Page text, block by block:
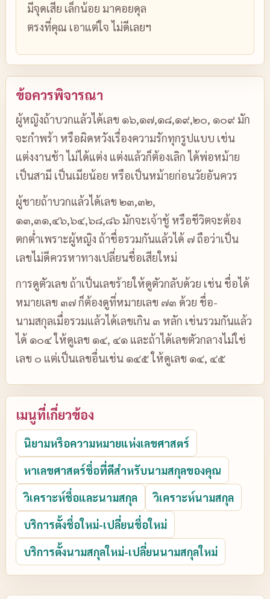
มีจุดเสีย เล็กน้อย มาคอยดุล
ตรงที่คุณ เอาแต่ใจ ไม่ดีเลยฯ
ข้อควรพิจารณา
ผู้หญิงถ้าบวกแล้วได้เลข ๑๖,๑๗,๑๘,๑๙,๒๐, ๑๐๙ มัก
จะกำพร้า หรือผิดหวังเรื่องความรักทุกรูปแบบ เช่น
แต่งงานช้า ไม่ได้แต่ง แต่งแล้วก็ต้องเลิก ได้พ่อหม้าย
เป็นสามี เป็นเมียน้อย หรือเป็นหม้ายก่อนวัยอันควร
ผู้ชายถ้าบวกแล้วได้เลข ๒๓,๓๒,
๑๓,๓๑,๔๖,๖๔,๖๘,๘๖ มักจะเจ้าชู้ หรือชีวิตจะต้อง
ตกต่ำเพราะผู้หญิง ถ้าชื่อรวมกันแล้วได้ ๗ ถือว่าเป็น
เลขไม่ดีควรหาทางเปลี่ยนชื่อเสียใหม่
การดูตัวเลข ถ้าเป็นเลขร้ายให้ดูตัวกลับด้วย เช่น ชื่อได้
หมายเลข ๓๗ ก็ต้องดูที่หมายเลข ๗๓ ด้วย ชื่อ-
นามสกุลเมื่อรวมแล้วได้เลขเกิน ๓ หลัก เช่นรวมกันแล้ว
ได้ ๑๐๔ ให้ดูเลข ๑๔, ๔๑ และถ้าได้เลขตัวกลางไม่ใช่
เลข ๐ แต่เป็นเลขอื่นเช่น ๑๔๕ ให้ดูเลข ๑๔, ๔๕
เมนูที่เกี่ยวข้อง
นิยามหรือความหมายแห่งเลขศาสตร์
หาเลขศาสตร์ชื่อที่ดีสำหรับนามสกุลของคุณ
วิเคราะห์ชื่อและนามสกุล
วิเคราะห์นามสกุล
บริการตั้งชื่อใหม่-เปลี่ยนชื่อใหม่
บริการตั้งนามสกุลใหม่-เปลี่ยนนามสกุลใหม่